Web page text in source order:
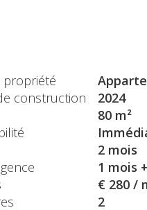
propriété
construction
2024
80 m²
2 mois
1 mois
€ 280 /
2